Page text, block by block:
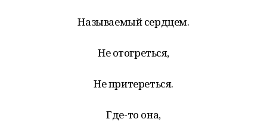
Называемый сердцем.
Не отогреться,
Не притереться.
Где-то она,